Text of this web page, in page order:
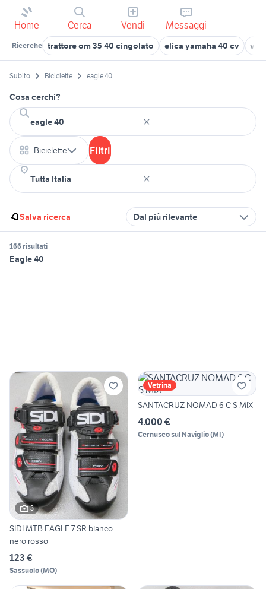
Home Cerca Vendi Messaggi
Ricerche trattore om 35 40 cingolato elica yamaha 40 cv
Subito Biciclette eagle 40
Cosa cerchi?
Biciclette Filtri
Salva ricerca Dal più rilevante
166 risultati
Eagle 40
3
SIDI MTB EAGLE 7 SR bianco
nero rosso
123 €
Sassuolo(MO)
Vetrina
SANTACRUZ NOMAD 6 C S MIX
4.000 €
Cernusco sul Naviglio(MI)